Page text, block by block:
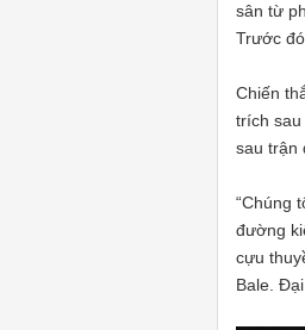
sân từ
Trước
Chiến
trích sau
sau trận
“Chúng
đường
cựu
Bale.